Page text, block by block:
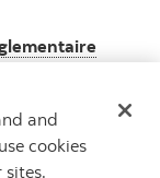
and
cookies